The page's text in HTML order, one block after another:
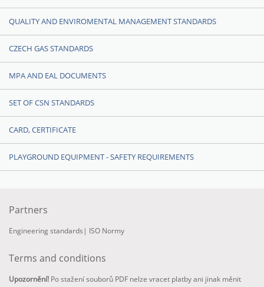
QUALITY AND ENVIROMENTAL MANAGEMENT STANDARDS
CZECH GAS STANDARDS
MPA AND EAL DOCUMENTS
SET OF CSN STANDARDS
CARD, CERTIFICATE
PLAYGROUND EQUIPMENT - SAFETY REQUIREMENTS
Partners
Engineering standards | ISO Normy
Terms and conditions
Upozornění! Po stažení souborů PDF nelze vracet platby ani jinak měnit